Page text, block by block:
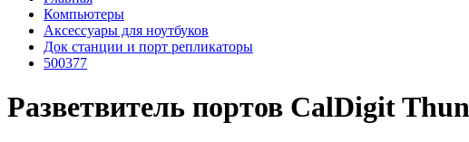
Компьютеры
Аксессуары для ноутбуков
Док станции и порт репликаторы
500377
Разветвитель портов CalDigit